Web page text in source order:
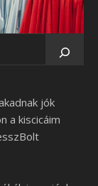
jók
a kiscicáim